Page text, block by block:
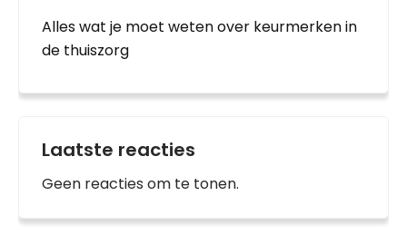
Alles wat je moet weten over keurmerken in
de thuiszorg
Laatste reacties
Geen reacties om te tonen.